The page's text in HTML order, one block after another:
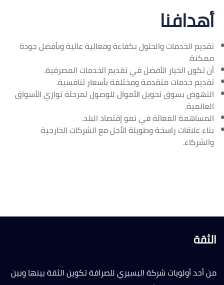
أهدافنا
تقديم الخدمات والحلول بكفاءة وفعالية عالية وبأفضل جودة
ممكنة.
أن تكون الخيار الأفضل في تقديم الخدمات المصرفية.
تقديم خدمات متقدمة ومختلفة بأسعار تنافسية.
النهوض بسوق تحويل الأموال للوصول لمرحلة توازي الأسواق
العالمية.
المساهمة الفعالة في نمو إقتصاد البلد.
بناء علاقات راسخة وطويلة الأجل مع الشركات الخارجية
والشركاء.
الثقة
من أحد أولويات شركة البسيري للصرافة تكوين الثقة بينها وبين